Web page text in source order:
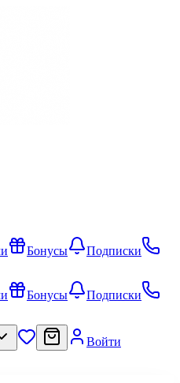
Бонусы
Подписки
Бонусы
Подписки
Войти